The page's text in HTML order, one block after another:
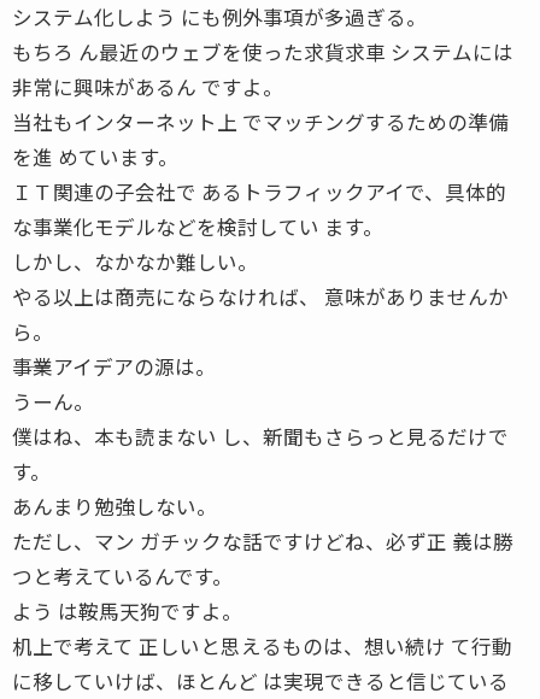
システム化しよう にも例外事項が多過ぎる。
もちろ ん最近のウェブを使った求貨求車 システムには
非常に興味があるん ですよ。
当社もインターネット上 でマッチングするための準備
を進 めています。
ＩＴ関連の子会社で あるトラフィックアイで、具体的
な事業化モデルなどを検討してい ます。
しかし、なかなか難しい。
やる以上は商売にならなければ、 意味がありませんか
ら。
――事業アイデアの源は。
うーん。
僕はね、本も読まない し、新聞もさらっと見るだけで
す。
あんまり勉強しない。
ただし、マン ガチックな話ですけどね、必ず正 義は勝
つと考えているんです。
よう は鞍馬天狗ですよ。
机上で考えて 正しいと思えるものは、想い続け て行動
に移していけば、ほとんど は実現できると信じている